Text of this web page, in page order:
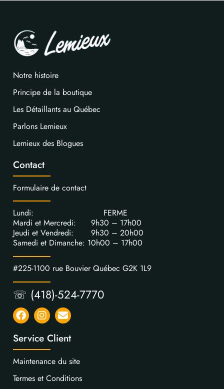
Notre histoire
Principe de la boutique
Les Détaillants au Québec
Parlons Lemieux
Lemieux des Blogues
Contact
Formulaire de contact
Lundi: FERME
Mardi et Mercredi: 9h30 – 17h00
Jeudi et Vendredi: 9h30 – 20h00
Samedi et Dimanche: 10h00 – 17h00
#225-1100 rue Bouvier Québec G2K 1L9
☏ (418)-524-7770
Service Client
Maintenance du site
Termes et Conditions